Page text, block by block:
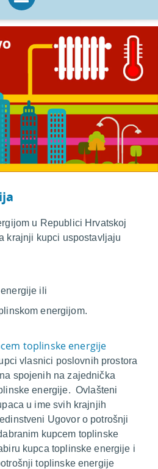
u Republici Hrvatskoj
krajnji kupci uspostavljaju
ili
energijom.
toplinske energije
vlasnici poslovnih prostora
spojenih na zajednička
energije. Ovlašteni
u ime svih krajnjih
Ugovor o potrošnji
kupcem toplinske
kupca toplinske energije i
toplinske energije